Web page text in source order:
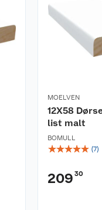
MOELVEN
12X58
list malt
BOMULL
☆☆☆☆☆ (7)
209 30